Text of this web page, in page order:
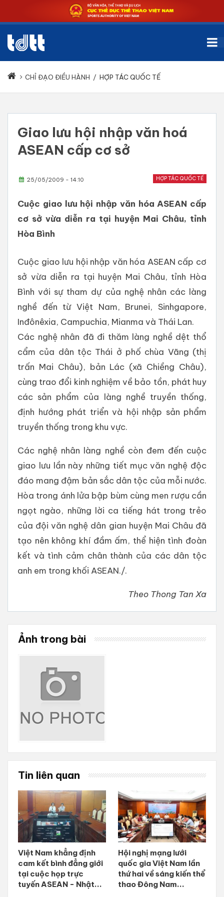
CHỈ ĐẠO ĐIỀU HÀNH / HỢP TÁC QUỐC TẾ
Giao lưu hội nhập văn hoá
ASEAN cấp cơ sở
HỢP TÁC QUỐC TẾ
25/05/2009 - 14:10
Cuộc giao lưu hội nhập văn hóa ASEAN cấp
cơ sở vừa diễn ra tại huyện Mai Châu, tỉnh
Hòa Bình
Cuộc giao lưu hội nhập văn hóa ASEAN cấp cơ
sở vừa diễn ra tại huyện Mai Châu, tỉnh Hòa
Bình với sự tham dự của nghệ nhân các làng
nghề đến từ Việt Nam, Brunei, Sinhgapore,
Inđônêxia, Campuchia, Mianma và Thái Lan.
Các nghệ nhân đã đi thăm làng nghề dệt thổ
cẩm của dân tộc Thái ở phố chùa Vãng (thị
trấn Mai Châu), bản Lác (xã Chiềng Châu),
cùng trao đổi kinh nghiệm về bảo tồn, phát huy
các sản phẩm của làng nghề truyền thống,
định hướng phát triển và hội nhập sản phẩm
truyền thống trong khu vực.
Các nghệ nhân làng nghề còn đem đến cuộc
giao lưu lần này những tiết mục văn nghệ độc
đáo mang đậm bản sắc dân tộc của mỗi nước.
Hòa trong ánh lửa bập bùm cùng men rượu cần
ngọt ngào, những lời ca tiếng hát trong trẻo
của đội văn nghệ dân gian huyện Mai Châu đã
tạo nên không khí đầm ấm, thể hiện tình đoàn
kết và tình cảm chân thành của các dân tộc
anh em trong khối ASEAN./.
Theo Thong Tan Xa
Ảnh trong bài
Tin liên quan
Việt Nam khẳng định
cam kết bình đẳng giới
tại cuộc họp trực
tuyến ASEAN - Nhật...
Hội nghị mạng lưới
quốc gia Việt Nam lần
thứ hai về sáng kiến thể
thao Đông Nam...